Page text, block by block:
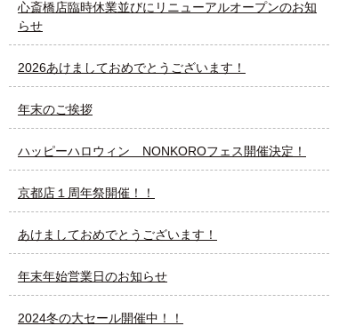
心斎橋店臨時休業並びにリニューアルオープンのお知
らせ
2026あけましておめでとうございます！
年末のご挨拶
ハッピーハロウィン NONKOROフェス開催決定！
京都店１周年祭開催！！
あけましておめでとうございます！
年末年始営業日のお知らせ
2024冬の大セール開催中！！